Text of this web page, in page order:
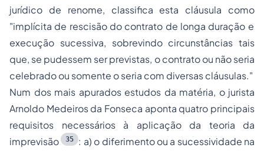
jurídico de renome, classifica esta cláusula como
"implícita de rescisão do contrato de longa duração e
execução sucessiva, sobrevindo circunstâncias tais
que, se pudessem ser previstas, o contrato ou não seria
celebrado ou somente o seria com diversas cláusulas."
Num dos mais apurados estudos da matéria, o jurista
Arnoldo Medeiros da Fonseca aponta quatro principais
requisitos necessários à aplicação da teoria da
imprevisão 35
: a) o diferimento ou a sucessividade na